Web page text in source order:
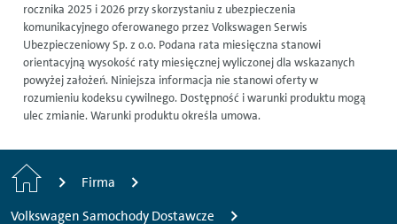
rocznika 2025 i 2026 przy skorzystaniu z ubezpieczenia
komunikacyjnego oferowanego przez Volkswagen Serwis
Ubezpieczeniowy Sp. z o.o. Podana rata miesięczna stanowi
orientacyjną wysokość raty miesięcznej wyliczonej dla wskazanych
powyżej założeń. Niniejsza informacja nie stanowi oferty w
rozumieniu kodeksu cywilnego. Dostępność i warunki produktu mogą
ulec zmianie. Warunki produktu określa umowa.
Firma
Volkswagen Samochody Dostawcze